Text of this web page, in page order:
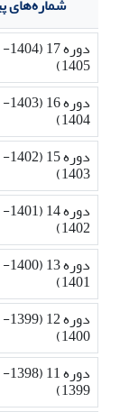
دوره 17 (1404-
1405)
دوره 16 (1403-
1404)
دوره 15 (1402-
1403)
دوره 14 (1401-
1402)
دوره 13 (1400-
1401)
دوره 12 (1399-
1400)
دوره 11 (1398-
1399)